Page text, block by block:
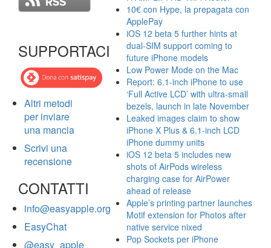
SUPPORTACI
Altri metodi
per inviare
una mancia
Scrivi una
recensione
CONTATTI
info@easyapple.org
EasyChat
@easy_apple
10€ con Hype, la prepagata con
ApplePay
iOS 12 beta 5 further hints at
dual-SIM support coming to
future iPhone models
Low Power Mode on the Mac
Report: 6.1-inch iPhone to use
‘Full Active LCD’ with ultra-small
bezels, launch in late November
Leaked images claim to show
iPhone X Plus & 6.1-inch LCD
iPhone dummy units
iOS 12 beta 5 includes new
shots of AirPods wireless
charging case for AirPower
ahead of release
Apple’s printing partner launches
Motif extension for Photos after
native service nixed
Pop Sockets per iPhone